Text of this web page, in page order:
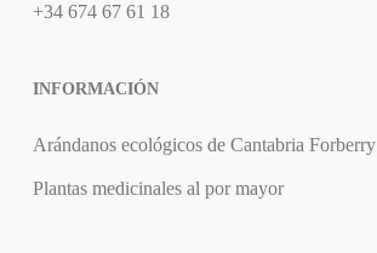
+34 674 67 61 18
INFORMACIÓN
Arándanos ecológicos de Cantabria Forberry
Plantas medicinales al por mayor